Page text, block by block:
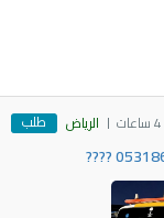
الرياض طلب